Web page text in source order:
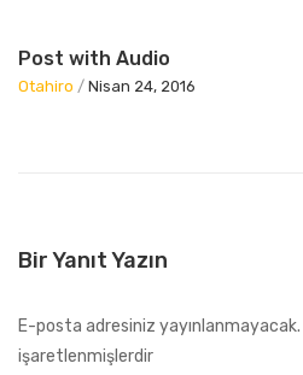
Post with Audio
Otahiro / Nisan 24, 2016
Bir Yanıt Yazın
E-posta adresiniz yayınlanmayacak.
işaretlenmişlerdir